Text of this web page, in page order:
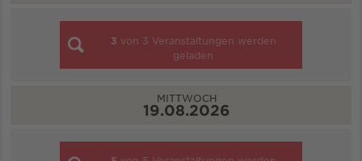
3 von 3 Veranstaltungen werden
geladen
MITTWOCH
19.08.2026